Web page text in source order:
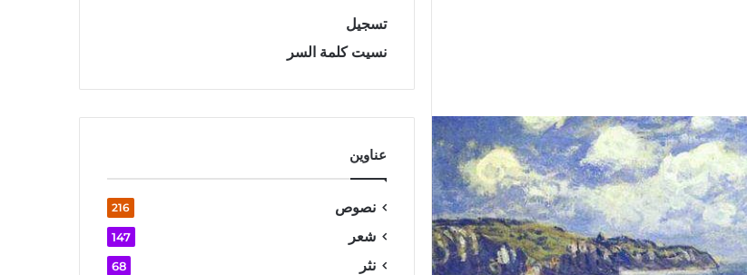
تسجيل
نسيت كلمة السر
عناوين
نصوص 216
شعر 147
نثر 68